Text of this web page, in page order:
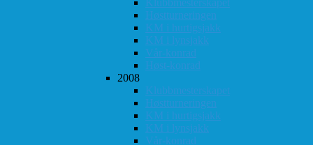
Høstturneringen
KM i hurtigsjakk
KM i lynsjakk
Vår-konrad
Høst-konrad
2008
Klubbmesterskapet
Høstturneringen
KM i hurtigsjakk
KM i lynsjakk
Vår-konrad